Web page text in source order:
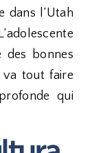
dans l’Utah
des bonnes
va tout faire
qui